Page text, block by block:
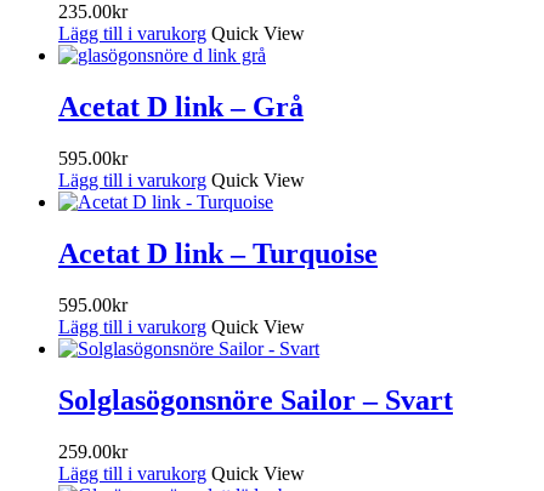
235.00kr
Lägg till i varukorg Quick View
Acetat D link – Grå
595.00kr
Lägg till i varukorg Quick View
Acetat D link – Turquoise
595.00kr
Lägg till i varukorg Quick View
Solglasögonsnöre Sailor – Svart
259.00kr
Lägg till i varukorg Quick View